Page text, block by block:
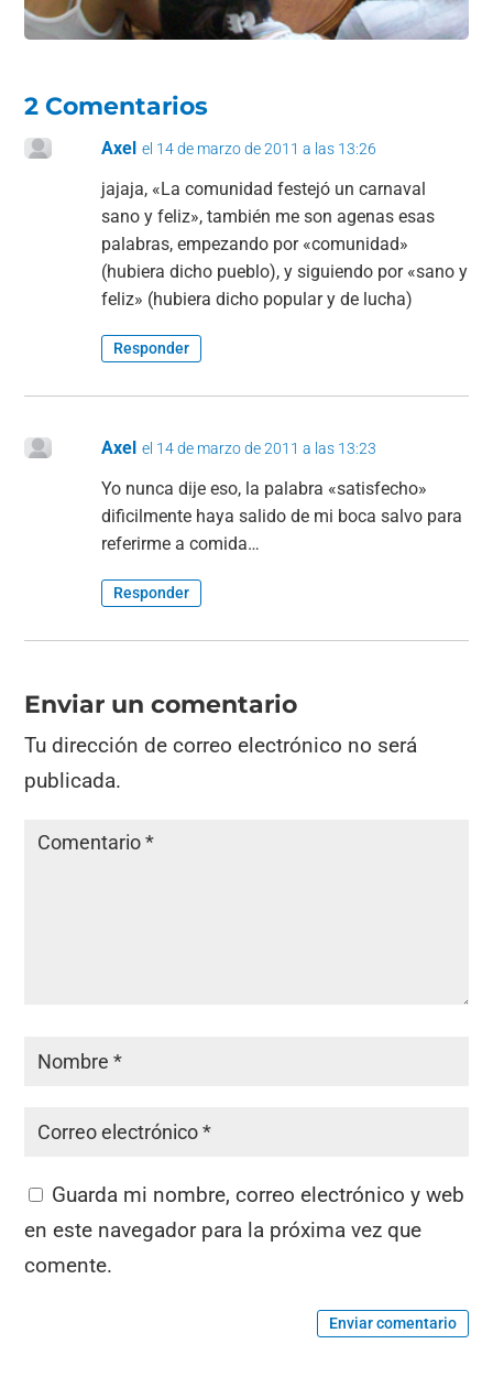
2 Comentarios
Axel el 14 de marzo de 2011 a las 13:26
jajaja, «La comunidad festejó un carnaval
sano y feliz», también me son agenas esas
palabras, empezando por «comunidad»
(hubiera dicho pueblo), y siguiendo por «sano y
feliz» (hubiera dicho popular y de lucha)
Responder
Axel el 14 de marzo de 2011 a las 13:23
Yo nunca dije eso, la palabra «satisfecho»
dificilmente haya salido de mi boca salvo para
referirme a comida…
Responder
Enviar un comentario
Tu dirección de correo electrónico no será
publicada.
Guarda mi nombre, correo electrónico y web
en este navegador para la próxima vez que
comente.
Enviar comentario